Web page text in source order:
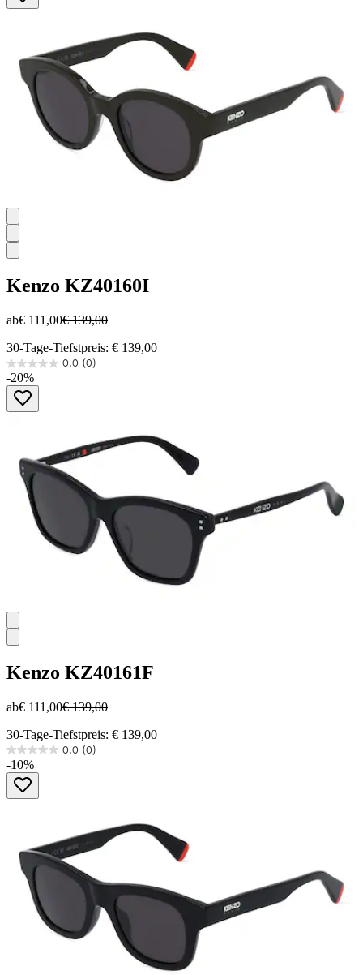
Sternen.
Kenzo KZ40160I
ab€ 111,00€ 139,00
30-Tage-Tiefstpreis: € 139,00
0.0 (0)
0.0
von
Sternen.
-20%
Kenzo KZ40161F
ab€ 111,00€ 139,00
30-Tage-Tiefstpreis: € 139,00
0.0 (0)
0.0
von
Sternen.
-10%